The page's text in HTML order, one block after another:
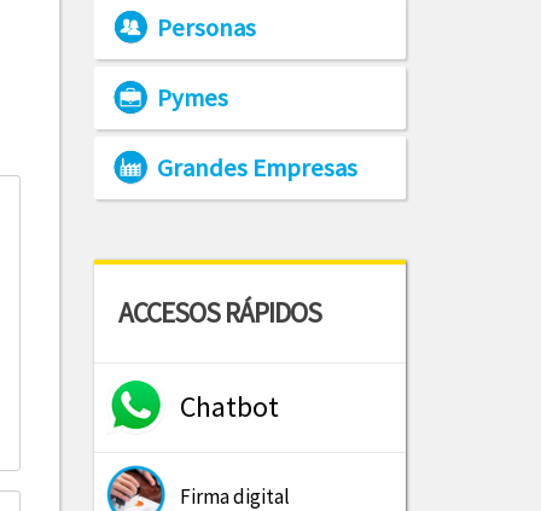
Personas
Pymes
Grandes Empresas
ACCESOS RÁPIDOS
Chatbot
Firma digital